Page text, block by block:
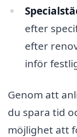
efter
efter
inför
Genom att
du spara tid
möjlighet att